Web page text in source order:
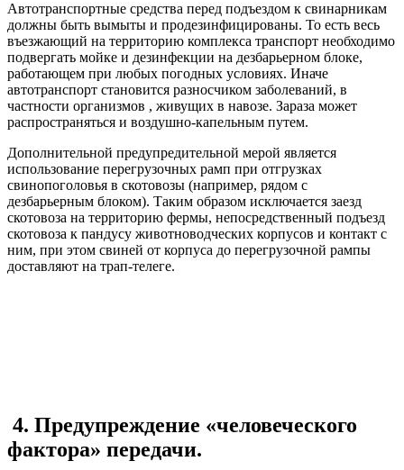
Автотранспортные средства перед подъездом к свинарникам
должны быть вымыты и продезинфицированы. То есть весь
въезжающий на территорию комплекса транспорт необходимо
подвергать мойке и дезинфекции на дезбарьерном блоке,
работающем при любых погодных условиях. Иначе
автотранспорт становится разносчиком заболеваний, в
частности организмов , живущих в навозе. Зараза может
распространяться и воздушно-капельным путем.
Дополнительной предупредительной мерой является
использование перегрузочных рамп при отгрузках
свинопоголовья в скотовозы (например, рядом с
дезбарьерным блоком). Таким образом исключается заезд
скотовоза на территорию фермы, непосредственный подъезд
скотовоза к пандусу животноводческих корпусов и контакт с
ним, при этом свиней от корпуса до перегрузочной рампы
доставляют на трап-телеге.
4. Предупреждение «человеческого
фактора» передачи.